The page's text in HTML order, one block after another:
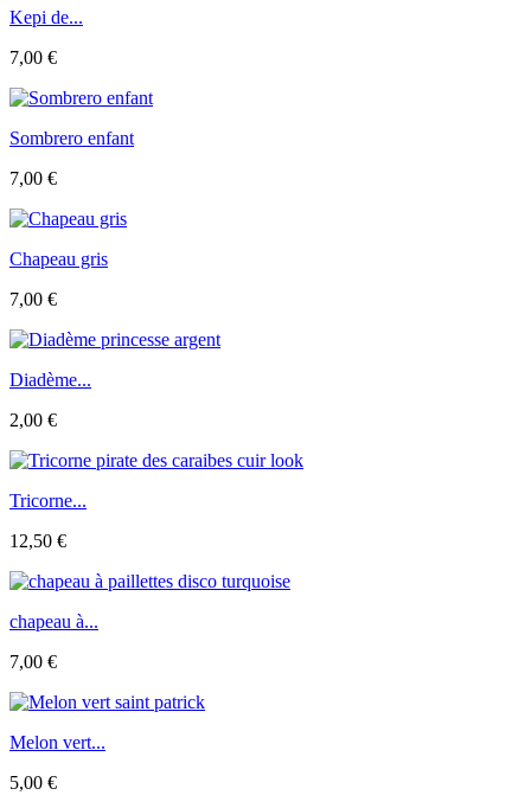
Kepi de...
7,00 €
Sombrero enfant
7,00 €
Chapeau gris
7,00 €
Diadème...
2,00 €
Tricorne...
12,50 €
chapeau à...
7,00 €
Melon vert...
5,00 €